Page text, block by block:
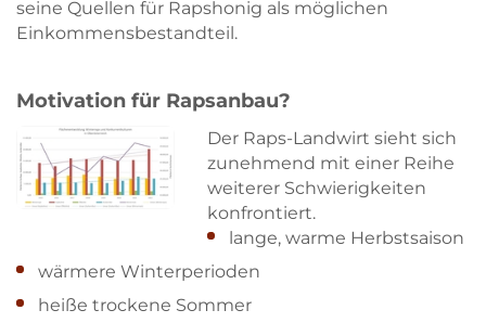
seine Quellen für Rapshonig als möglichen
Einkommensbestandteil.
Motivation für Rapsanbau?
Der Raps-Landwirt sieht sich
zunehmend mit einer Reihe
weiterer Schwierigkeiten
konfrontiert.
lange, warme Herbstsaison
wärmere Winterperioden
heiße trockene Sommer